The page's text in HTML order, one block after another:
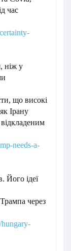
час
ніж у
що високі
Ірану
needs-a-
Його ідеї
через